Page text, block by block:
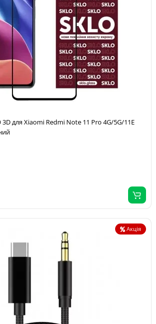
3D для Xiaomi Redmi Note 11 Pro 4G/5G/11E
Акція